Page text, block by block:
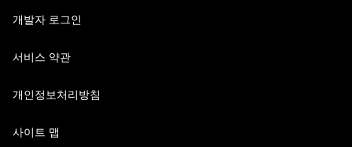
개발자 로그인
서비스 약관
개인정보처리방침
사이트 맵